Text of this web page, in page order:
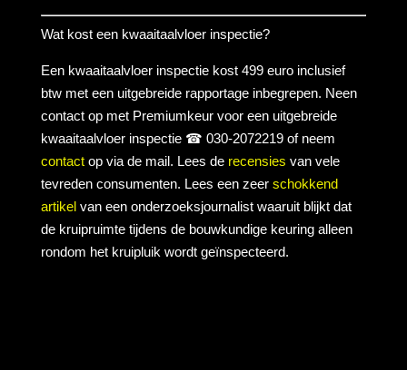
Wat kost een kwaaitaalvloer inspectie?
Een kwaaitaalvloer inspectie kost 499 euro inclusief
btw met een uitgebreide rapportage inbegrepen. Neen
contact op met Premiumkeur voor een uitgebreide
kwaaitaalvloer inspectie ☎ 030-2072219 of neem
contactop via de mail. Lees de recensies van vele
tevreden consumenten. Lees een zeer schokkend
artikelvan een onderzoeksjournalist waaruit blijkt dat
de kruipruimte tijdens de bouwkundige keuring alleen
rondom het kruipluik wordt geïnspecteerd.